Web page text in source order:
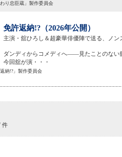
り忠臣蔵」製作委員会
免許返納!?（2026年公開）
主演・舘ひろし＆超豪華俳優陣で送る、ノ
ダンディからコメディへ——見たことのない
今回舘が演・・・
納!?」製作委員会
件